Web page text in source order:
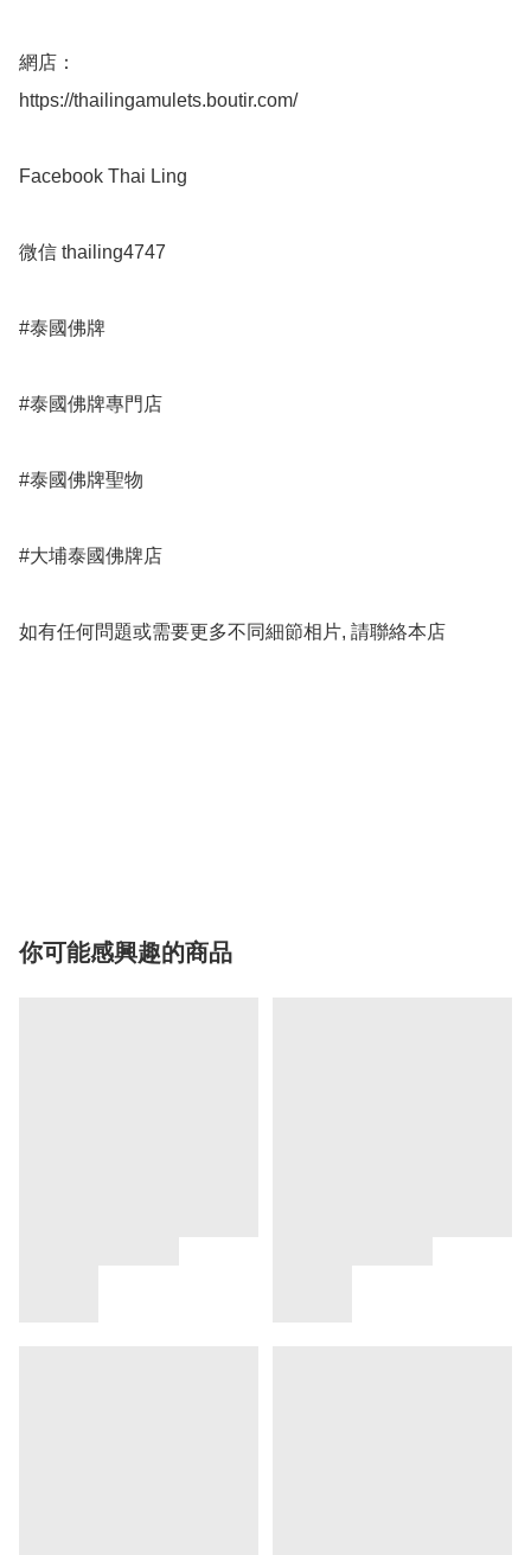
網店：
https://thailingamulets.boutir.com/
Facebook Thai Ling
微信 thailing4747
#泰國佛牌
#泰國佛牌專門店
#泰國佛牌聖物
#大埔泰國佛牌店
如有任何問題或需要更多不同細節相片, 請聯絡本店
你可能感興趣的商品